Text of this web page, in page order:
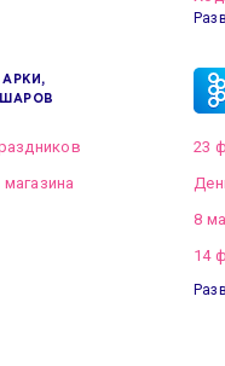
23
8
14